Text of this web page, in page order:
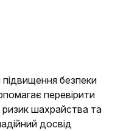
безпеки
перевірити
шахрайства та
досвід